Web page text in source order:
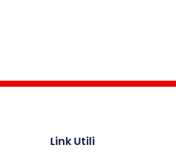
Link Utili